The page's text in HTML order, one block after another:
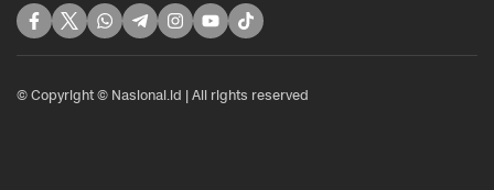
© Copyright © Nasional.id | All rights reserved